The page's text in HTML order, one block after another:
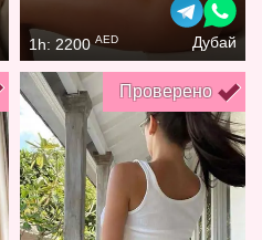
1h: 2200AED Дубай
Проверено